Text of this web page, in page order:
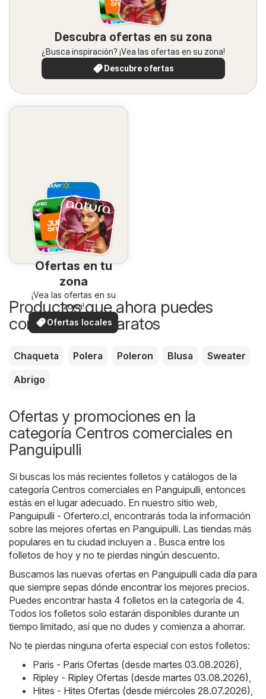
Descubra ofertas en su zona
¿Busca inspiración? ¡Vea las ofertas en su zona!
Descubre ofertas
Ofertas en tu
zona
¡Vea las ofertas en su
zona!
Ofertas locales
Productos que ahora puedes
comprar más baratos
Chaqueta Polera Poleron Blusa
Sweater
Abrigo
Ofertas y promociones en la
categoría Centros comerciales en
Panguipulli
Si buscas los más recientes folletos y catálogos de la
categoría Centros comerciales en Panguipulli, entonces
estás en el lugar adecuado. En nuestro sitio web,
Panguipulli - Ofertero.cl , encontrarás toda la información
sobre las mejores ofertas en Panguipulli. Las tiendas más
populares en tu ciudad incluyen a . Busca entre los
folletos de hoy y no te pierdas ningún descuento.
Buscamos las nuevas ofertas en Panguipulli cada día para
que siempre sepas dónde encontrar los mejores precios.
Puedes encontrar hasta 4 folletos en la categoría de 4.
Todos los folletos solo estarán disponibles durante un
tiempo limitado, así que no dudes y comienza a ahorrar.
No te pierdas ninguna oferta especial con estos folletos:
Paris - Paris Ofertas (desde martes 03.08.2026)
Ripley - Ripley Ofertas (desde martes 03.08.2026)
Hites - Hites Ofertas (desde miércoles 28.07.2026)